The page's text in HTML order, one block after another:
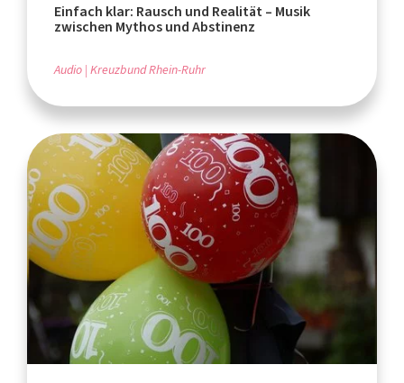
Einfach klar: Rausch und Realität – Musik
zwischen Mythos und Abstinenz
Audio Kreuzbund Rhein-Ruhr